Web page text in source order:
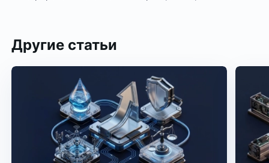
Другие статьи